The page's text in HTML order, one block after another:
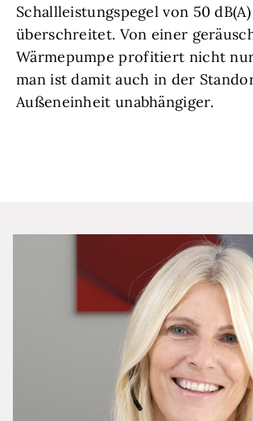
Schallleistungspegel von 50
überschreitet. Von einer
Wärmepumpe profitiert nicht
man ist damit auch in der
Außeneinheit unabhängiger.